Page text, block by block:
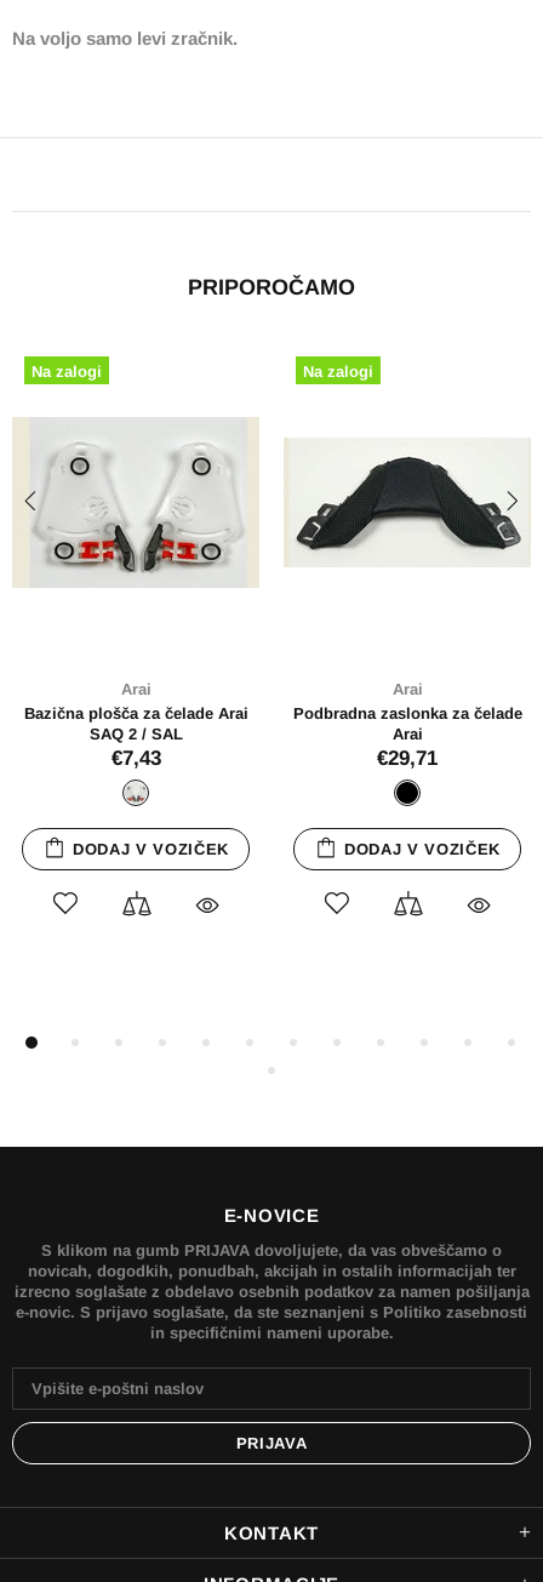
Na voljo samo levi zračnik.
PRIPOROČAMO
Na zalogi
Arai
Bazična plošča za čelade Arai
SAQ 2 / SAL
€7,43
DODAJ V VOZIČEK
Na zalogi
Arai
Podbradna zaslonka za čelade
Arai
€29,71
DODAJ V VOZIČEK
E-NOVICE
S klikom na gumb PRIJAVA dovoljujete, da vas obveščamo o
novicah, dogodkih, ponudbah, akcijah in ostalih informacijah ter
izrecno soglašate z obdelavo osebnih podatkov za namen pošiljanja
e-novic. S prijavo soglašate, da ste seznanjeni s Politiko zasebnosti
in specifičnimi nameni uporabe.
KONTAKT